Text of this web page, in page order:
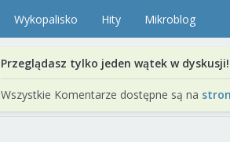
Wykopalisko Hity Mikroblog
Przeglądasz tylko jeden wątek w dyskusji!
Wszystkie Komentarze dostępne są na